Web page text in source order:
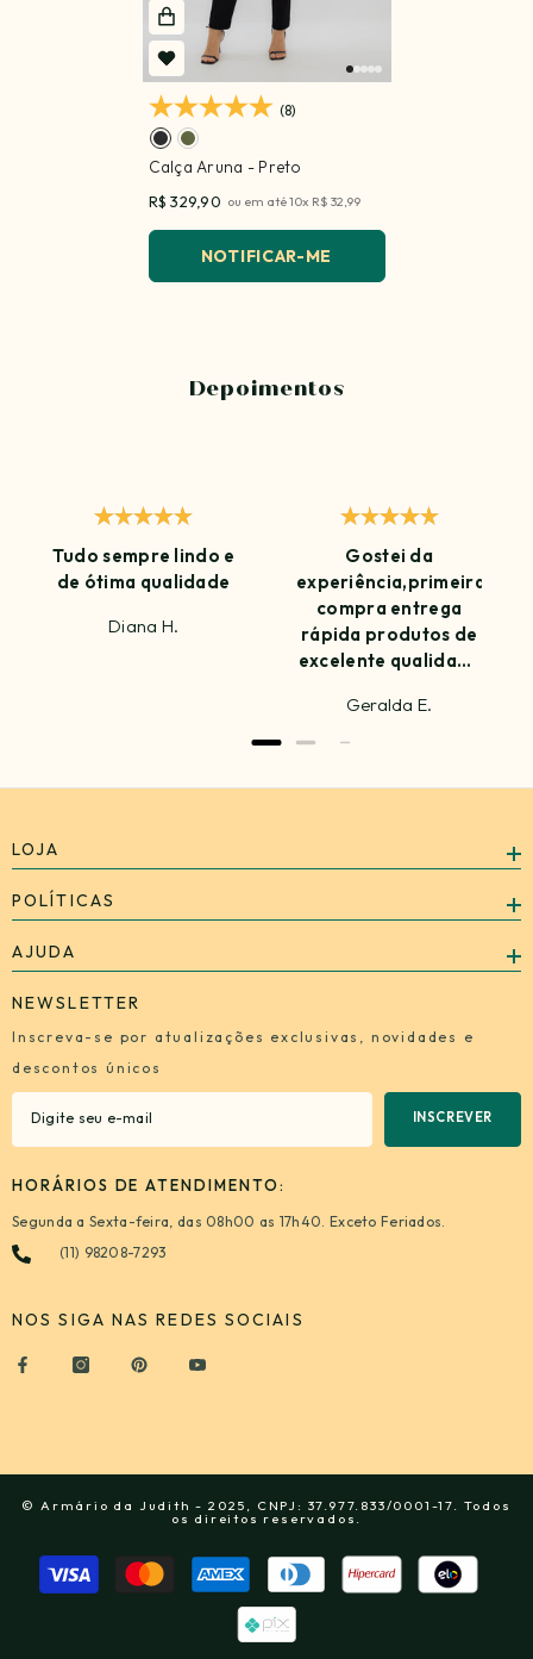
(8)
Calça Aruna - Preto
R$ 329,90 ou em até10x R$ 32,99
NOTIFICAR-ME
Depoimentos
Tudo sempre lindo e
de ótima qualidade
Diana H.
Gostei da
experiência,primeira
compra entrega
rápida produtos de
excelente qualidade
ansiosa para
Geralda E.
LOJA
POLÍTICAS
AJUDA
NEWSLETTER
Inscreva-se por atualizações exclusivas, novidades e
descontos únicos
INSCREVER
HORÁRIOS DE ATENDIMENTO:
Segunda a Sexta-feira, das 08h00 as 17h40. Exceto Feriados.
(11) 98208-7293
NOS SIGA NAS REDES SOCIAIS
© Armário da Judith - 2025, CNPJ: 37.977.833/0001-17. Todos
os direitos reservados.
Formas
de
pagamento